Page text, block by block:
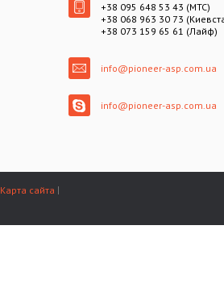
+38 095 648 53 43 (МТС)
+38 068 963 30 73
+38 073 159 65 61 (Лайф)
info@pioneer-asp.com.ua
info@pioneer-asp.com.ua
Карта сайта